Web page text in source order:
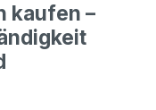
kaufen –